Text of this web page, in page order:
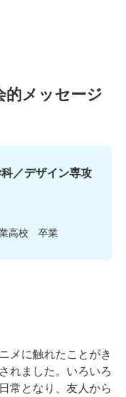
的メッセージ
／デザイン専攻
高校 卒業
メに触れたことがき
れました。いろいろ
常となり、友人から